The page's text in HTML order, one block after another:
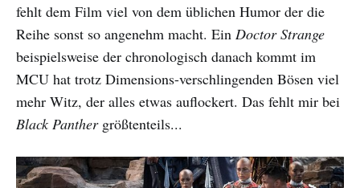
fehlt dem Film viel von dem üblichen Humor der die
Reihe sonst so angenehm macht. Ein Doctor Strange
beispielsweise der chronologisch danach kommt im
MCU hat trotz Dimensions-verschlingenden Bösen viel
mehr Witz, der alles etwas auflockert. Das fehlt mir bei
Black Panthergrößtenteils...